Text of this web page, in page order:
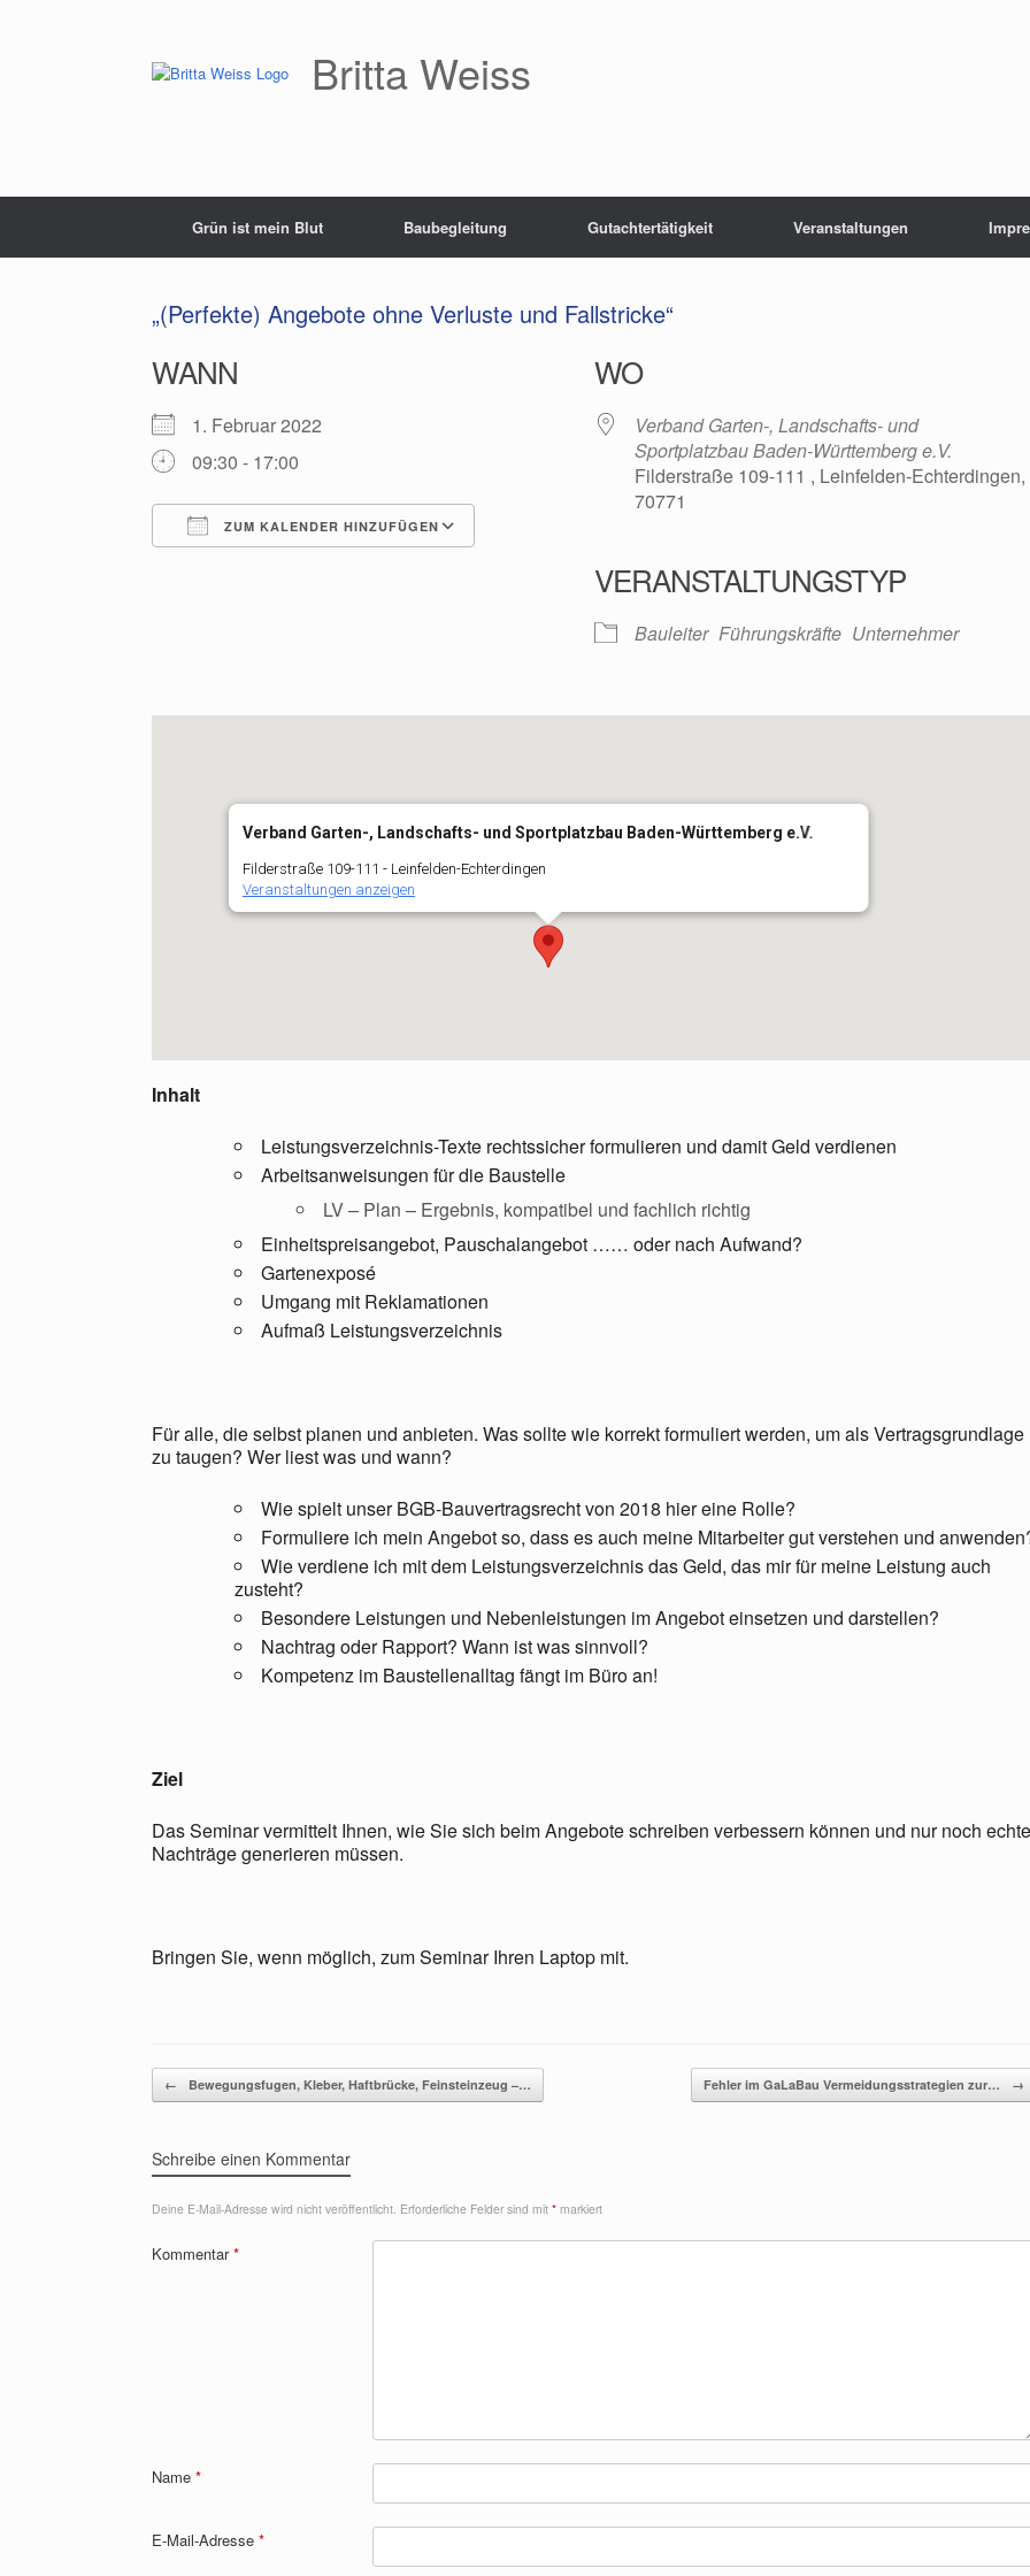
Britta Weiss
Grün ist mein Blut Baubegleitung Gutachtertätigkeit Veranstaltungen
„(Perfekte) Angebote ohne Verluste und Fallstricke“
WANN
1. Februar 2022
09:30 - 17:00
ZUM KALENDER HINZUFÜGEN
Google Kalender iCalendar
WO
Verband Garten-, Landschafts- und
Sportplatzbau Baden-Württemberg e.V.
Filderstraße 109-111 , Leinfelden-Echterdingen,
70771
VERANSTALTUNGSTYP
Bauleiter Führungskräfte Unternehmer
Verband Garten-, Landschafts- und Sportplatzbau Baden-Württemberg e.V.
Filderstraße 109-111 - Leinfelden-Echterdingen
Veranstaltungen anzeigen
Inhalt
Leistungsverzeichnis-Texte rechtssicher formulieren und damit Geld verdienen
Arbeitsanweisungen für die Baustelle
LV – Plan – Ergebnis, kompatibel und fachlich richtig
Einheitspreisangebot, Pauschalangebot …… oder nach Aufwand?
Gartenexposé
Umgang mit Reklamationen
Aufmaß Leistungsverzeichnis
Für alle, die selbst planen und anbieten. Was sollte wie korrekt formuliert werden, um als Vertragsgrundlage
zu taugen? Wer liest was und wann?
Wie spielt unser BGB-Bauvertragsrecht von 2018 hier eine Rolle?
Formuliere ich mein Angebot so, dass es auch meine Mitarbeiter gut verstehen und
Wie verdiene ich mit dem Leistungsverzeichnis das Geld, das mir für meine Leistung auch
zusteht?
Besondere Leistungen und Nebenleistungen im Angebot einsetzen und darstellen?
Nachtrag oder Rapport? Wann ist was sinnvoll?
Kompetenz im Baustellenalltag fängt im Büro an!
Ziel
Das Seminar vermittelt Ihnen, wie Sie sich beim Angebote schreiben verbessern können und nur noch echte
Nachträge generieren müssen.
Bringen Sie, wenn möglich, zum Seminar Ihren Laptop mit.
Beitragsnavigation
← Bewegungsfugen, Kleber, Haftbrücke, Feinsteinzeug –… Fehler im GaLaBau Vermeidungsstrategien zur… →
Schreibe einen Kommentar
Deine E-Mail-Adresse wird nicht veröffentlicht. Erforderliche Felder sind mit * markiert
Kommentar*
Name *
E-Mail-Adresse *